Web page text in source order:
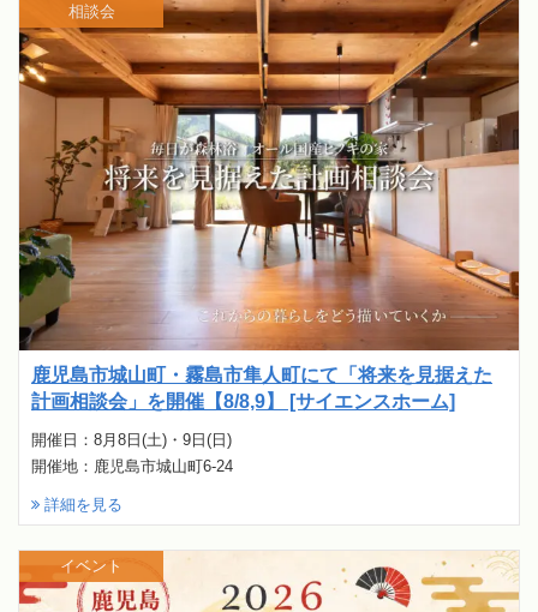
鹿児島市城山町・霧島市隼人町にて「将来を見据えた
計画相談会」を開催【8/8,9】 [サイエンスホーム]
開催日：8月8日(土)・9日(日)
開催地：鹿児島市城山町6-24
詳細を見る
相談会
イベント